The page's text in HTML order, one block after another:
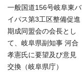
一般国道156号岐阜東バ
イパス第3工区整備促進
期成同盟会の会長とし
て、岐阜県副知事 河合
孝憲氏に要望及び意見
交換（岐阜県庁）